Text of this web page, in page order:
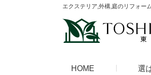
エクステリア,外構,庭のリフォー
HOME 選